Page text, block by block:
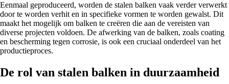
Eenmaal geproduceerd, worden de stalen balken vaak verder verwerkt
door te worden verhit en in specifieke vormen te worden gewalst. Dit
maakt het mogelijk om balken te creëren die aan de vereisten van
diverse projecten voldoen. De afwerking van de balken, zoals coating
en bescherming tegen corrosie, is ook een cruciaal onderdeel van het
productieproces.
De rol van stalen balken in duurzaamheid